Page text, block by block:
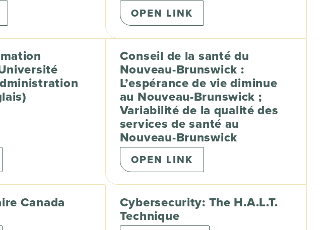
OPEN LINK
Conseil de la santé du
Nouveau-Brunswick :
L’espérance de vie diminue
au Nouveau-Brunswick ;
Variabilité de la qualité des
services de santé au
Nouveau-Brunswick
OPEN LINK
Canada Cybersecurity: The H.A.L.T.
Technique